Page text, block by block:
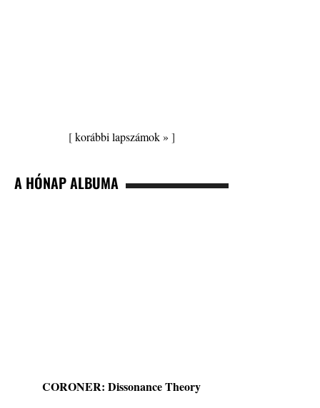
[korábbi lapszámok » ]
A HÓNAP ALBUMA
CORONER: Dissonance Theory